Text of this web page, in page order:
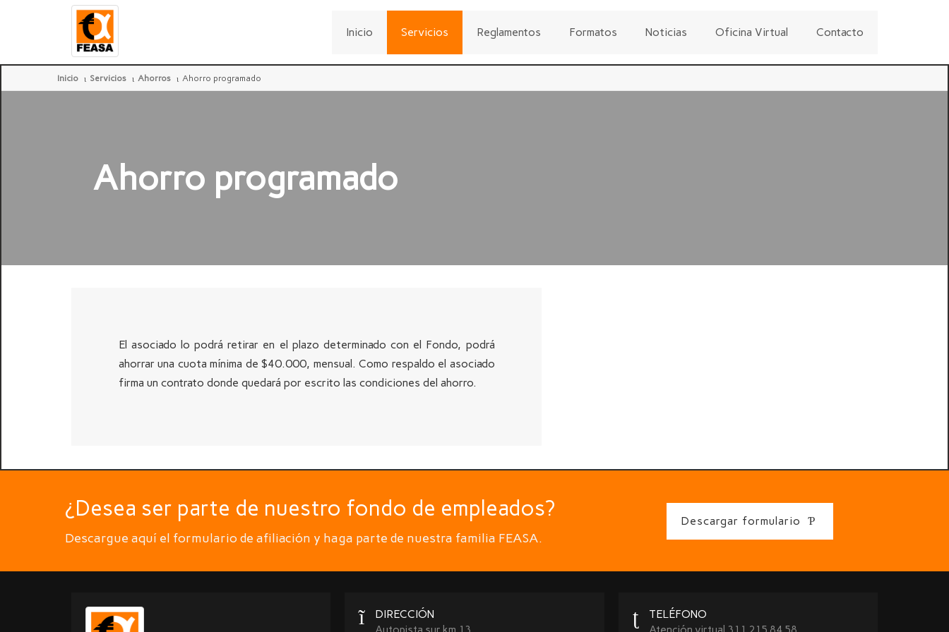
Inicio Servicios Reglamentos Formatos Noticias Oficina Virtual Contacto
Inicio Servicios Ahorros Ahorro programado
Ahorro programado
El asociado lo podrá retirar en el plazo determinado con el Fondo, podrá
ahorrar una cuota mínima de $40.000, mensual. Como respaldo el asociado
firma un contrato donde quedará por escrito las condiciones del ahorro.
¿Desea ser parte de nuestro fondo de empleados?
Descargue aquí el formulario de afiliación y haga parte de nuestra familia FEASA.
Descargar formulario
DIRECCIÓN TELÉFONO